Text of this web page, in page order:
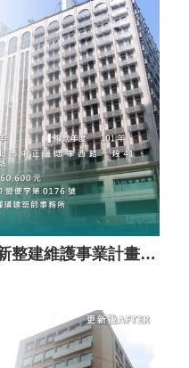
（天成商業大樓）都市更新整建維護事業計畫案（套餐A）